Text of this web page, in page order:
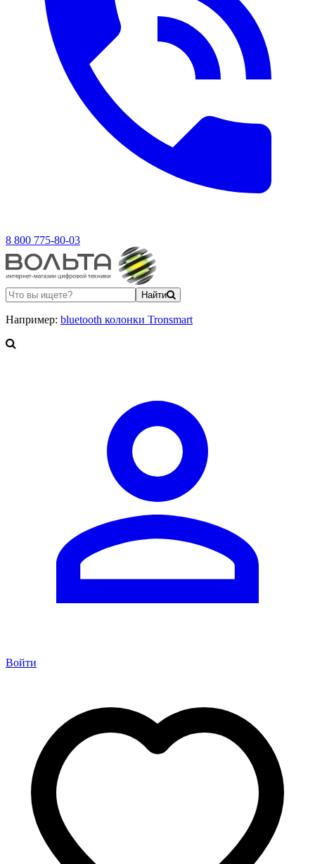
8 800 775-80-03
Найти
Например: bluetooth колонки Tronsmart
Войти